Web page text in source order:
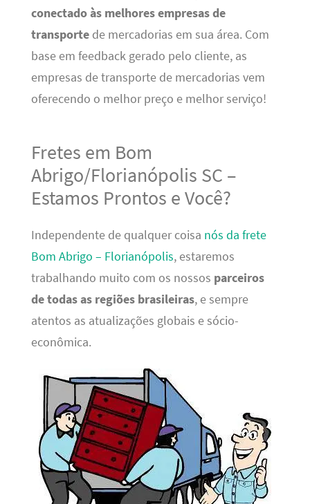
conectado às melhores empresas de
transportede mercadorias em sua área. Com
base em feedback gerado pelo cliente, as
empresas de transporte de mercadorias vem
oferecendo o melhor preço e melhor serviço!
Fretes em Bom
Abrigo/Florianópolis SC –
Estamos Prontos e Você?
Independente de qualquer coisa nós da frete
Bom Abrigo – Florianópolis, estaremos
trabalhando muito com os nossos parceiros
de todas as regiões brasileiras, e sempre
atentos as atualizações globais e sócio-
econômica.